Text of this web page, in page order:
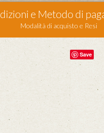
e Metodo di
Modalità di acquisto e Resi
Save